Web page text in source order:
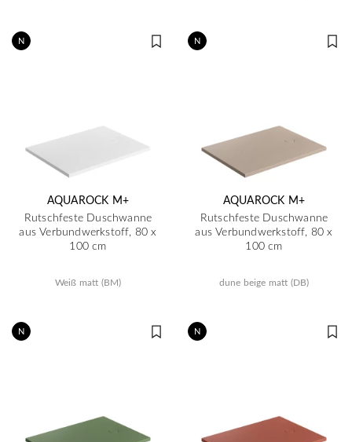
N
AQUAROCK M+
Rutschfeste Duschwanne
aus Verbundwerkstoff, 80 x
100 cm
Weiß matt (BM)
N
AQUAROCK M+
Rutschfeste Duschwanne
aus Verbundwerkstoff, 80 x
100 cm
dune beige matt (DB)
N N